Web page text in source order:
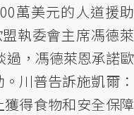
萬美元的人道援助
執委會主席馮德萊
過，馮德萊恩承諾歐
川普告訴施凱爾：
獲得食物和安全保障